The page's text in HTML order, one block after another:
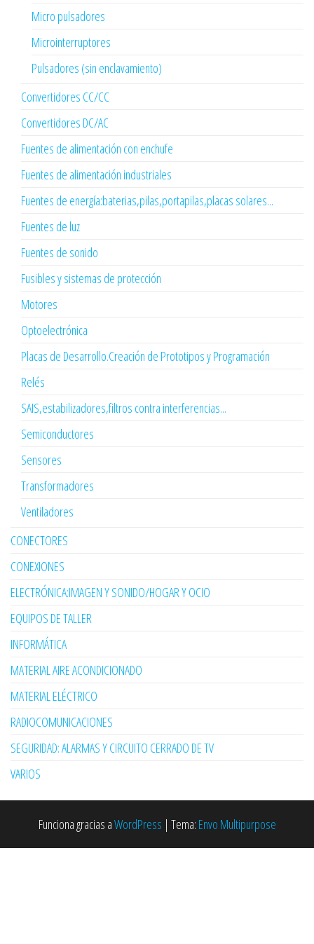
Micro pulsadores
Microinterruptores
Pulsadores (sin enclavamiento)
Convertidores CC/CC
Convertidores DC/AC
Fuentes de alimentación con enchufe
Fuentes de alimentación industriales
Fuentes de energía:baterias,pilas,portapilas,placas solares...
Fuentes de luz
Fuentes de sonido
Fusibles y sistemas de protección
Motores
Optoelectrónica
Placas de Desarrollo.Creación de Prototipos y Programación
Relés
SAIS,estabilizadores,filtros contra interferencias...
Semiconductores
Sensores
Transformadores
Ventiladores
CONECTORES
CONEXIONES
ELECTRÓNICA:IMAGEN Y SONIDO/HOGAR Y OCIO
EQUIPOS DE TALLER
INFORMÁTICA
MATERIAL AIRE ACONDICIONADO
MATERIAL ELÉCTRICO
RADIOCOMUNICACIONES
SEGURIDAD: ALARMAS Y CIRCUITO CERRADO DE TV
VARIOS
Funciona gracias aWordPress | Tema: Envo Multipurpose